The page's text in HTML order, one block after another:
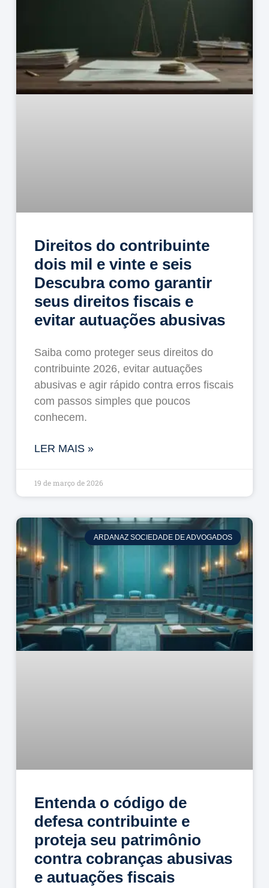
Direitos do contribuinte
dois mil e vinte e seis
Descubra como garantir
seus direitos fiscais e
evitar autuações abusivas
Saiba como proteger seus direitos do
contribuinte 2026, evitar autuações
abusivas e agir rápido contra erros fiscais
com passos simples que poucos
conhecem.
LER MAIS »
19 de março de 2026
ARDANAZ SOCIEDADE DE ADVOGADOS
Entenda o código de
defesa contribuinte e
proteja seu patrimônio
contra cobranças abusivas
e autuações fiscais